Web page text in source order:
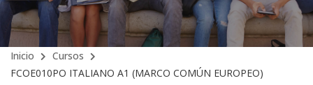
Inicio
Cursos
FCOE010PO ITALIANO A1 (MARCO COMÚN EUROPEO)